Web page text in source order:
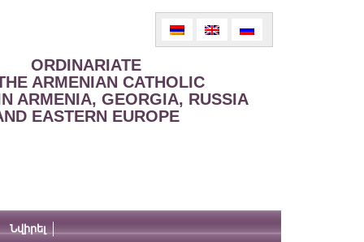
ORDINARIATE
ARMENIAN CATHOLIC
ARMENIA, GEORGIA, RUSSIA
EASTERN EUROPE
Նվիրել